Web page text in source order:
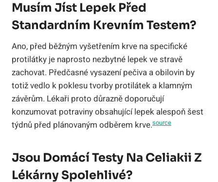
Musím Jíst Lepek Před
Standardním Krevním Testem?
Ano, před běžným vyšetřením krve na specifické
protilátky je naprosto nezbytné lepek ve stravě
zachovat. Předčasné vysazení pečiva a obilovin by
totiž vedlo k poklesu tvorby protilátek a klamným
závěrům. Lékaři proto důrazně doporučují
konzumovat potraviny obsahující lepek alespoň šest
týdnů před plánovaným odběrem krve.source
Jsou Domácí Testy Na Celiakii Z
Lékárny Spolehlivé?